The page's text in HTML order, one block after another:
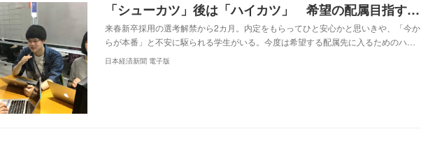
「シューカツ」後は「ハイカツ」 希望の配属目指す学生
来春新卒採用の選考解禁から2カ月。内定をもらってひと安心かと思いきや、「今か
らが本番」と不安に駆られる学生がいる。今度は希望する配属先に入るためのハ…
日本経済新聞 電子版